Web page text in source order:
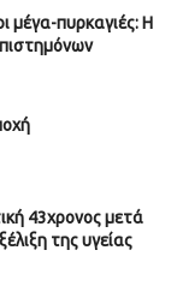
μέγα-πυρκαγιές: Η
43χρονος μετά
της υγείας